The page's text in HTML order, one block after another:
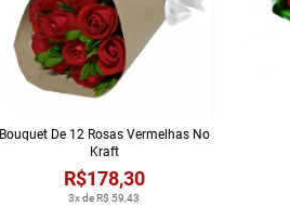
3x de R$ 59,43
R$178,30
Bouquet De 12 Rosas Vermelhas No
Kraft